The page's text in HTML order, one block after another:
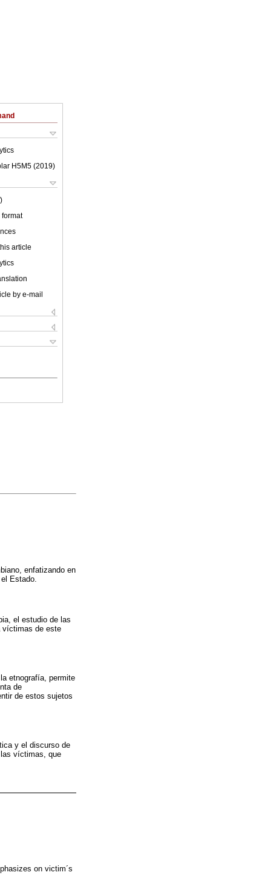
H5M5 (2019)
format
article
by e-mail
enfatizando en
Estado.
el estudio de las
víctimas de este
etnografía, permite
de
de estos sujetos
y el discurso de
víctimas, que
on victim´s